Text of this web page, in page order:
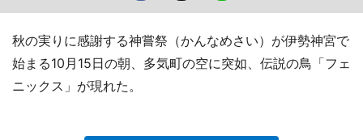
秋の実りに感謝する神嘗祭（かんなめさい）が伊勢神宮で
始まる10月15日の朝、多気町の空に突如、伝説の鳥「フェ
ニックス」が現れた。